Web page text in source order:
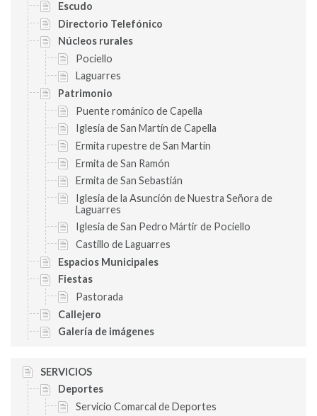
Escudo
Directorio Telefónico
Núcleos rurales
Pociello
Laguarres
Patrimonio
Puente románico de Capella
Iglesia de San Martín de Capella
Ermita rupestre de San Martín
Ermita de San Ramón
Ermita de San Sebastián
Iglesia de la Asunción de Nuestra Señora de
Laguarres
Iglesia de San Pedro Mártir de Pociello
Castillo de Laguarres
Espacios Municipales
Fiestas
Pastorada
Callejero
Galería de imágenes
SERVICIOS
Deportes
Servicio Comarcal de Deportes